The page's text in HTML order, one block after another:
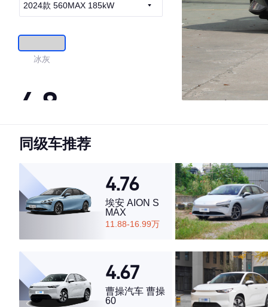
2024款 560MAX 185kW
冰灰
4.8
·外观表现较为优秀，优于82%同级车
·空间表现较为优秀，优于84%同级车
同级车推荐
4.76
埃安 AION S
MAX
11.88-16.99万
4.67
曹操汽车 曹操
60